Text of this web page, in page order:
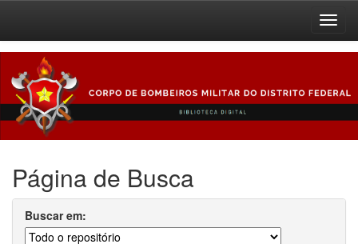
navigation
Página de Busca
Buscar em: